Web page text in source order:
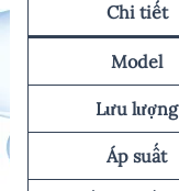
Chi tiết
Model
Lưu lượng
Áp suất